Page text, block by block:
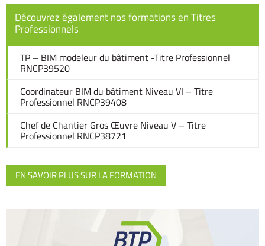
Découvrez également nos formations en Titres
Professionnels
TP – BIM modeleur du bâtiment -Titre Professionnel
RNCP39520
Coordinateur BIM du bâtiment Niveau VI – Titre
Professionnel RNCP39408
Chef de Chantier Gros Œuvre Niveau V – Titre
Professionnel RNCP38721
EN SAVOIR PLUS SUR LA FORMATION